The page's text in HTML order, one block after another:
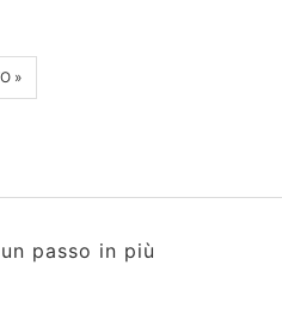
»
passo in più